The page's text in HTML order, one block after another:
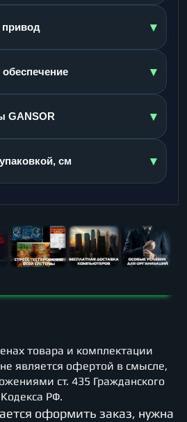
привод ▾
▾
GANSOR ▾
см ▾
товара и комплектации
является офертой в смысле,
ст. 435 Гражданского
Кодекса РФ.
оформить заказ, нужна